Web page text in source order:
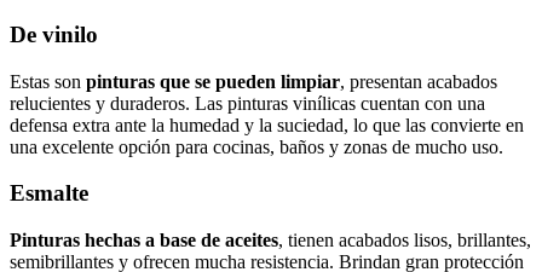
De vinilo
Estas son pinturas que se pueden limpiar, presentan acabados
relucientes y duraderos. Las pinturas vinílicas cuentan con una
defensa extra ante la humedad y la suciedad, lo que las convierte en
una excelente opción para cocinas, baños y zonas de mucho uso.
Esmalte
Pinturas hechas a base de aceites, tienen acabados lisos, brillantes,
semibrillantes y ofrecen mucha resistencia. Brindan gran protección